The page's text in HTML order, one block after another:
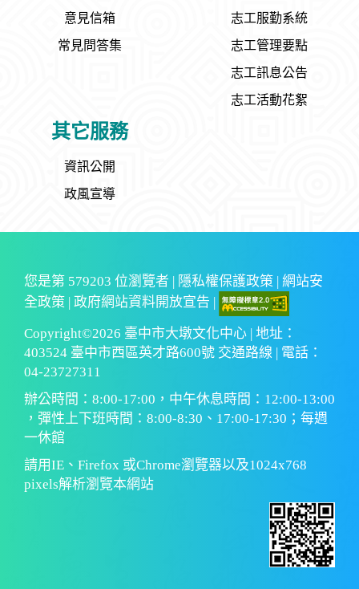
意見信箱
常見問答集
志工服勤系統
志工管理要點
志工訊息公告
志工活動花絮
其它服務
資訊公開
政風宣導
您是第 579203 位瀏覽者 | 隱私權保護政策
網站安
全政策 政府網站資料開放宣告
Copyright©2026 臺中市大墩文化中心 | 地址：
403524 臺中市西區英才路600號 交通路線 | 電話：
04-23727311
辦公時間：8:00-17:00，中午休息時間：12:00-13:00
，彈性上下班時間：8:00-8:30、17:00-17:30；每週
一休館
請用IE、Firefox 或Chrome瀏覽器以及1024x768
pixels解析瀏覽本網站